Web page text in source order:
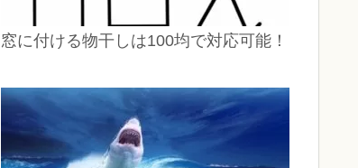
窓に付ける物干しは100均で対応可能！